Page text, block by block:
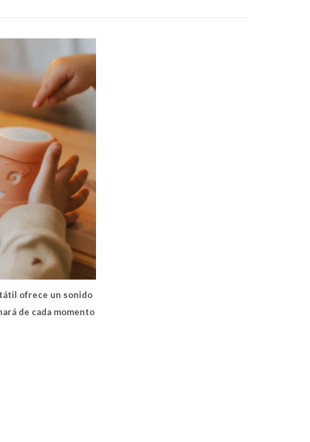
ofrece un sonido
de cada momento